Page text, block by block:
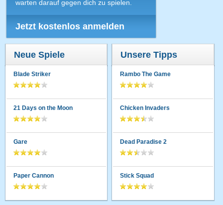
warten darauf gegen dich zu spielen.
Jetzt kostenlos anmelden
Neue Spiele
Blade Striker
21 Days on the Moon
Gare
Paper Cannon
Unsere Tipps
Rambo The Game
Chicken Invaders
Dead Paradise 2
Stick Squad